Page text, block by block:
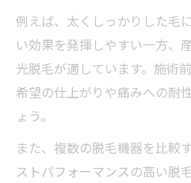
例えば、太くしっかりした毛
い効果を発揮しやすい一方、
光脱毛が適しています。施術
希望の仕上がりや痛みへの耐
ょう。
また、複数の脱毛機器を比較
ストパフォーマンスの高い脱